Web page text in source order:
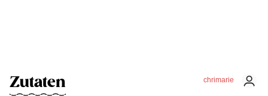
chrimarie
Zutaten